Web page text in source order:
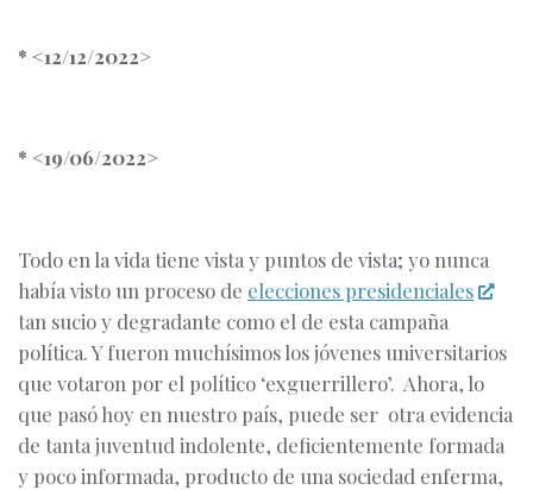
* <12/12/2022>
* <19/06/2022>
Todo en la vida tiene vista y puntos de vista; yo nunca
había visto un proceso de elecciones presidenciales
tan sucio y degradante como el de esta campaña
política. Y fueron muchísimos los jóvenes universitarios
que votaron por el político ‘exguerrillero’. Ahora, lo
que pasó hoy en nuestro país, puede ser otra evidencia
de tanta juventud indolente, deficientemente formada
y poco informada, producto de una sociedad enferma,